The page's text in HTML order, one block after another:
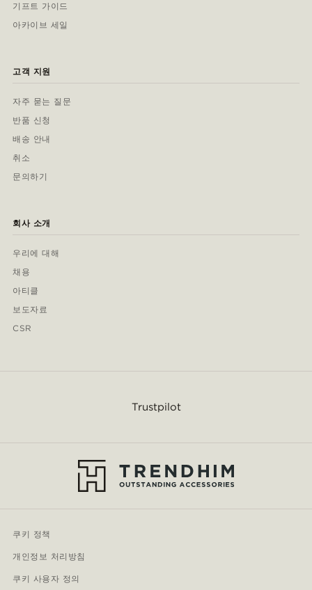
기프트 가이드
아카이브 세일
고객 지원
자주 묻는 질문
반품 신청
배송 안내
취소
문의하기
회사 소개
우리에 대해
채용
아티클
보도자료
CSR
Trustpilot
쿠키 정책
개인정보 처리방침
쿠키 사용자 정의